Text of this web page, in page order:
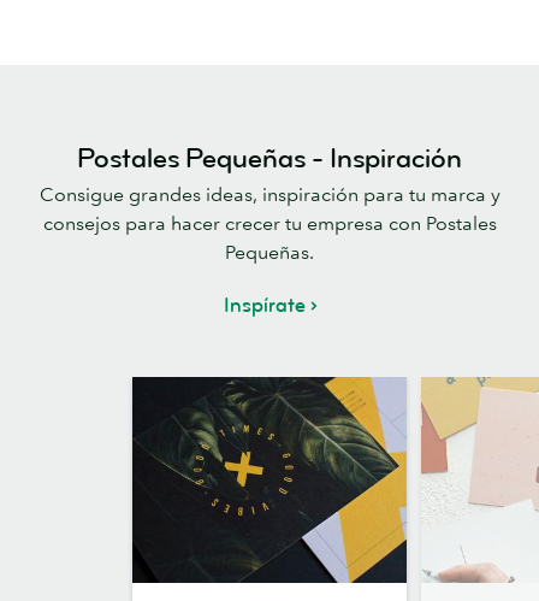
Postales Pequeñas - Inspiración
Consigue grandes ideas, inspiración para tu marca y
consejos para hacer crecer tu empresa con Postales
Pequeñas.
Inspírate